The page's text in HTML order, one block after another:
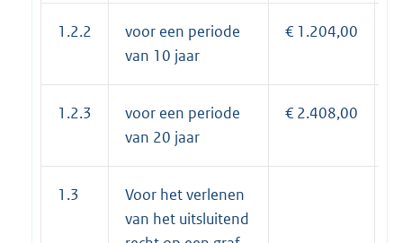
1.2.2
voor een periode
van 10 jaar
€ 1.204,00
1.2.3
voor een periode
van 20 jaar
€ 2.408,00
1.3
Voor het verlenen
van het uitsluitend